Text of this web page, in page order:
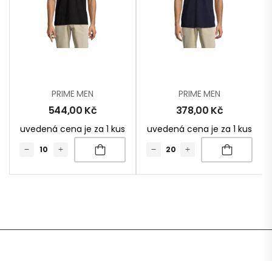
PRIME MEN
544,00 Kč
uvedená cena je za 1 kus
PRIME MEN
378,00 Kč
uvedená cena je za 1 kus